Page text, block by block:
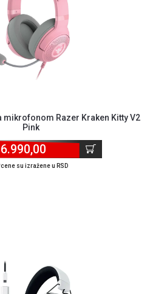
mikrofonom Razer Kraken Kitty V2
Pink
su izražene u RSD